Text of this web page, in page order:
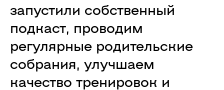
запустили собственный
подкаст, проводим
регулярные родительские
собрания, улучшаем
качество тренировок и